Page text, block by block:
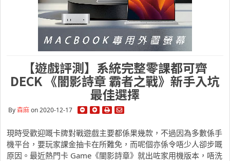
【遊戲評測】系統完整零課都可齊
DECK 《闇影詩章 霸者之戰》新手入坑
最佳選擇
By森麻on 2020-12-17
現時受歡迎嘅卡牌對戰遊戲主要都係果幾款，不過因為多數係手
機平台，要玩家課金抽卡在所難免，而呢個亦係令唔少人卻步嘅
原因。最近熱門卡 Game《闇影詩章》就出咗家用機版本，唔洗